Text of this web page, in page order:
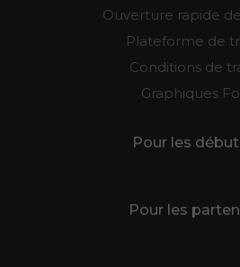
Ouverture rapide
Plateforme de
Conditions de
Graphiques
Pour les
Pour les